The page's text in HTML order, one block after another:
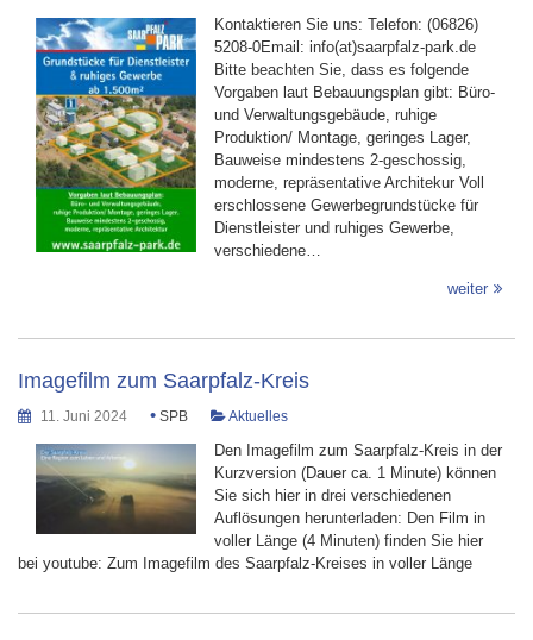
Kontaktieren Sie uns: Telefon: (06826)
5208-0Email: info(at)saarpfalz-park.de
Bitte beachten Sie, dass es folgende
Vorgaben laut Bebauungsplan gibt: Büro-
und Verwaltungsgebäude, ruhige
Produktion/ Montage, geringes Lager,
Bauweise mindestens 2-geschossig,
moderne, repräsentative Architekur Voll
erschlossene Gewerbegrundstücke für
Dienstleister und ruhiges Gewerbe,
verschiedene…
weiter
Imagefilm zum Saarpfalz-Kreis
11. Juni 2024 • SPB Aktuelles
Den Imagefilm zum Saarpfalz-Kreis in der
Kurzversion (Dauer ca. 1 Minute) können
Sie sich hier in drei verschiedenen
Auflösungen herunterladen: Den Film in
voller Länge (4 Minuten) finden Sie hier
bei youtube: Zum Imagefilm des Saarpfalz-Kreises in voller Länge